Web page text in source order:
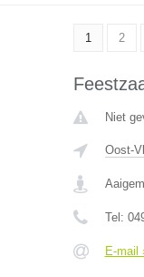
1 2
Niet
Oost-
Tel:
E-mail